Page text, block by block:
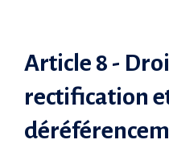
Article 8 -
rectification